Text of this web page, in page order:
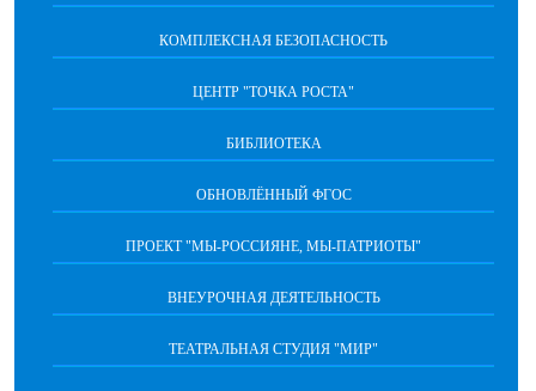
КОМПЛЕКСНАЯ БЕЗОПАСНОСТЬ
ЦЕНТР "ТОЧКА РОСТА"
БИБЛИОТЕКА
ОБНОВЛЁННЫЙ ФГОС
ПРОЕКТ "МЫ-РОССИЯНЕ, МЫ-ПАТРИОТЫ"
ВНЕУРОЧНАЯ ДЕЯТЕЛЬНОСТЬ
ТЕАТРАЛЬНАЯ СТУДИЯ "МИР"